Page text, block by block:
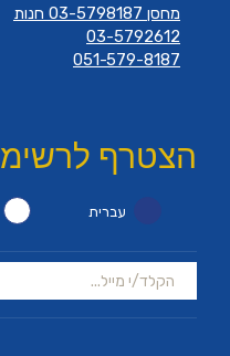
מחסן 03-5798187 חנות
03-5792612
051-579-8187
הצטרף
עברית